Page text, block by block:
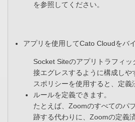
を参照してください。​
アプリを使用してCato Cloudをバ
Socket Siteのアプリトラフィ
接エグレスするように構成し
スポリシーを使用すると、定義
ルールを定義できます。​
たとえば、Zoomのすべてのパ
跡する代わりに、Zoomの定義